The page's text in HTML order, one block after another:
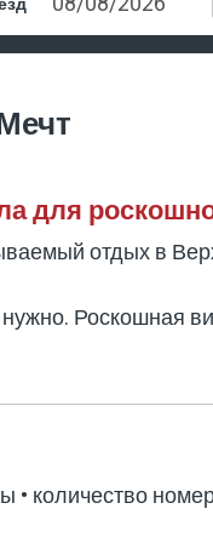
для
отдых в
нужно. Роскошная
досягаемости
и
территорию и
• количество